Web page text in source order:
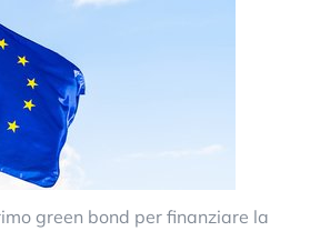
green bond per finanziare la